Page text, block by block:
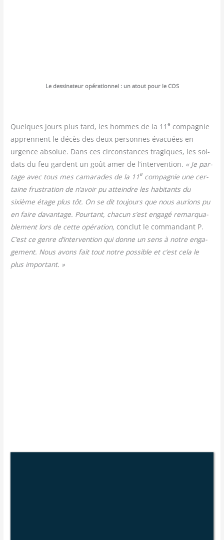
Le des­si­na­teur opé­ra­tion­nel : un atout pour le COS
Quelques jours plus tard, les hommes de la 11e com­pa­gnie
apprennent le décès des deux per­sonnes éva­cuées en
urgence abso­lue. Dans ces cir­cons­tances tra­giques, les sol­
dats du feu gardent un goût amer de l’intervention. « Je par­
tage avec tous mes cama­rades de la 11e com­pa­gnie une cer­
taine frus­tra­tion de n’avoir pu atteindre les habi­tants du
sixième étage plus tôt. On se dit tou­jours que nous aurions pu
en faire davan­tage. Pour­tant, cha­cun s’est enga­gé remar­qua­
ble­ment lors de cette opé­ra­tion, conclut le com­man­dant P.
C’est ce genre d’intervention qui donne un sens à notre enga­
ge­ment. Nous avons fait tout notre pos­sible et c’est cela le
plus important. »